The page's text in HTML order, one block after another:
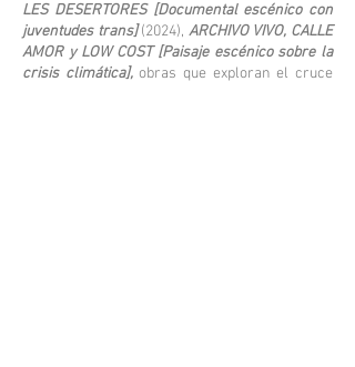
LES DESERTORES [Documental escénico con
juventudes trans](2024), ARCHIVO VIVO, CALLE
AMOR y LOW COST [Paisaje escénico sobre la
crisis climática],obras que exploran el cruce